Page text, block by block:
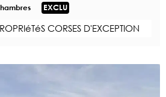
EXCLU
CORSES D'EXCEPTION